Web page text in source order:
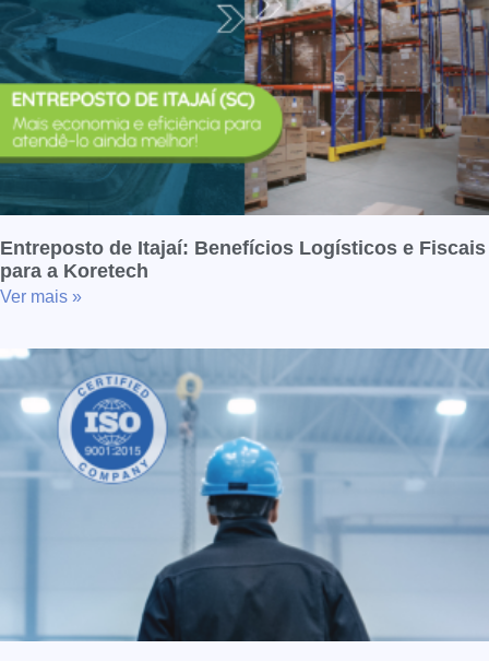
Entreposto de Itajaí: Benefícios Logísticos e Fiscais
para a Koretech
Ver mais »